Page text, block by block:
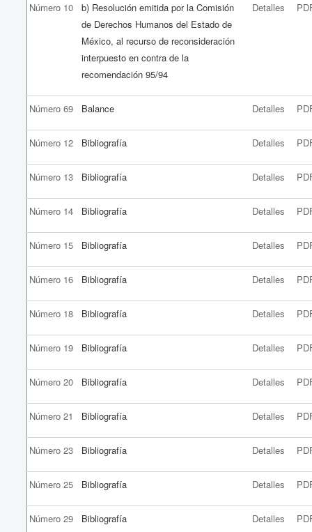
Número 10
b) Resolución emitida por la Comisión
de Derechos Humanos del Estado de
México, al recurso de reconsideración
interpuesto en contra de la
recomendación 95/94
Detalles
Número 69 Balance Detalles
Número 12 Bibliografía Detalles
Número 13 Bibliografía Detalles
Número 14 Bibliografía Detalles
Número 15 Bibliografía Detalles
Número 16 Bibliografía Detalles
Número 18 Bibliografía Detalles
Número 19 Bibliografía Detalles
Número 20 Bibliografía Detalles
Número 21 Bibliografía Detalles
Número 23 Bibliografía Detalles
Número 25 Bibliografía Detalles
Número 29 Bibliografía Detalles